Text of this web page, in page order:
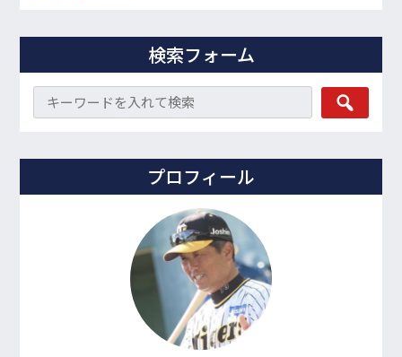
検索フォーム
プロフィール